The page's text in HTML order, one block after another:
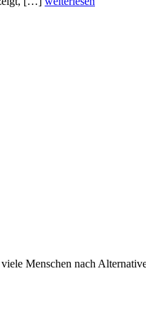
Menschen nach